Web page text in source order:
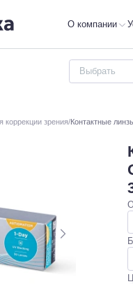
О компании
коррекции зрения Контактные